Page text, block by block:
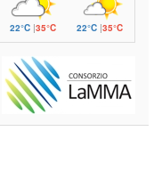
22°C|35°C 22°C |35°C